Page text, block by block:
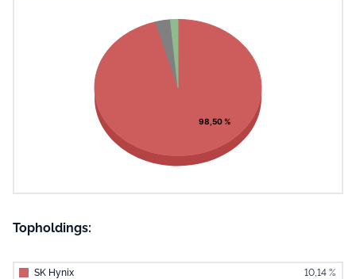
Pie chart with 3 slices.
View as data table, Chart
98,50 %
Topholdings:
SK Hynix
10,14 %